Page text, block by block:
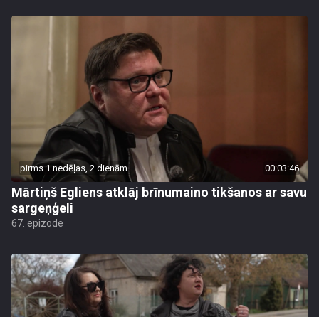
pirms 1 nedēļas, 2 dienām 00:03:46
Mārtiņš Egliens atklāj brīnumaino tikšanos ar savu
sargeņģeli
67. epizode